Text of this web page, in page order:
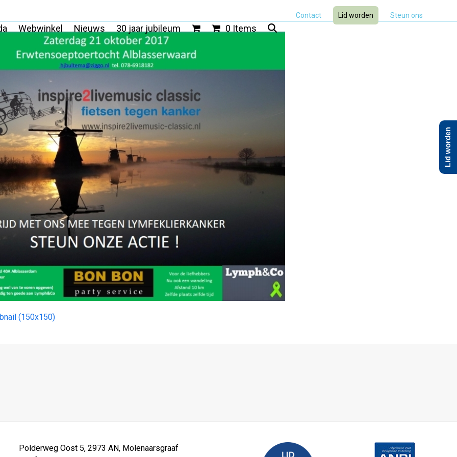
Contact Lid worden Steun ons
Webwinkel Nieuws 30 jaar jubileum 0 Items
(150x150)
Polderweg Oost 5, 2973 AN, Molenaarsgraaf
Lid worden